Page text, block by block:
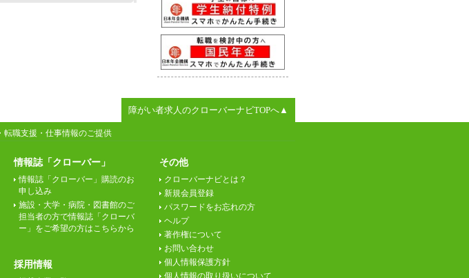
※ 能力・経験・勤務地など
す
障がい者求人のクローバーナビTOPへ▲
転職支援・仕事情報のご提供
情報誌「クローバー」
情報誌「クローバー」購読のお
申し込み
施設・大学・病院・図書館のご
担当者の方で情報誌「クローバ
ー」をご希望の方はこちらから
採用情報
その他
クローバーナビとは？
新規会員登録
パスワードをお忘れの方
ヘルプ
著作権について
お問い合わせ
個人情報保護方針
個人情報の取り扱いについて